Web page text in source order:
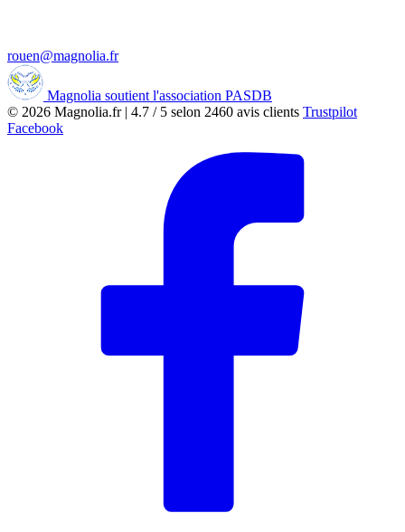
rouen@magnolia.fr
Magnolia soutient l'association PASDB
© 2026 Magnolia.fr| 4.7 / 5 selon 2460 avis clients Trustpilot
Facebook